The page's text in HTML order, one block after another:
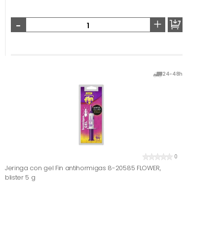
- +
24-48h
0
Jeringa con gel Fin antihormigas 8-20585 FLOWER,
blister 5 g